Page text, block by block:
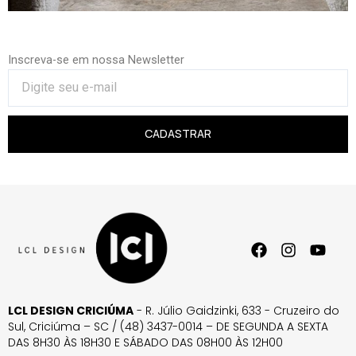
Inscreva-se em nossa Newsletter
CADASTRAR
LCL DESIGN CRICIÚMA - R. Júlio Gaidzinki, 633 - Cruzeiro do
Sul, Criciúma – SC / (48) 3437-0014 – DE SEGUNDA A SEXTA
DAS 8H30 ÀS 18H30 E SÁBADO DAS 08H00 ÀS 12H00